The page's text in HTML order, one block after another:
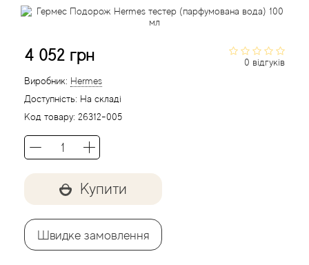
0 відгуків
4 052 грн
Виробник: Hermes
Доступність: На складі
Код товару: 26312-005
Купити
Швидке замовлення
Absolument Parfumeur
Acca Kappa
Acqua di Parma
Acqua di Sardegna
Adidas
Aedes de Venustas
Cтатті